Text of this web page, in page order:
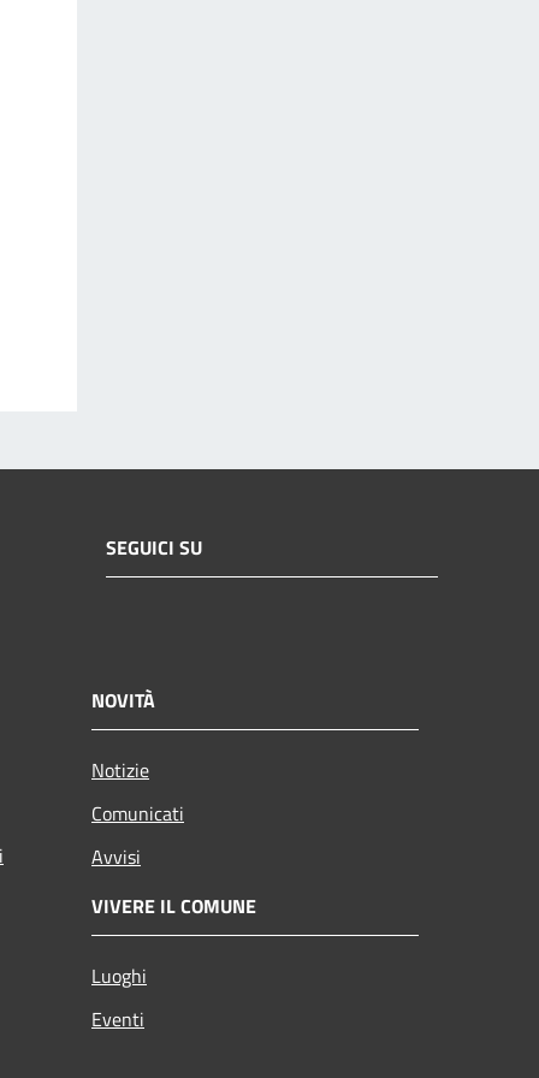
SEGUICI SU
NOVITÀ
Notizie
Comunicati
Avvisi
VIVERE IL COMUNE
Luoghi
Eventi